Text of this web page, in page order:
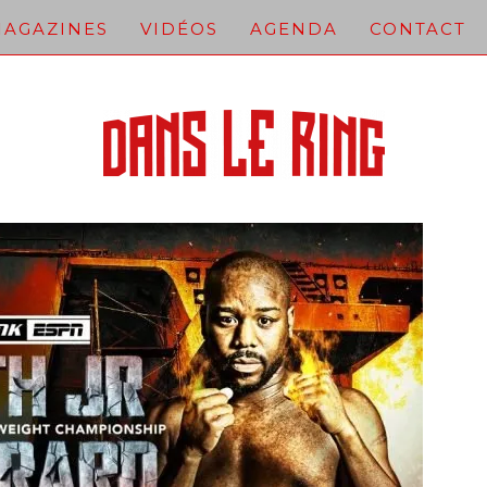
VIDÉOS AGENDA CONTACT